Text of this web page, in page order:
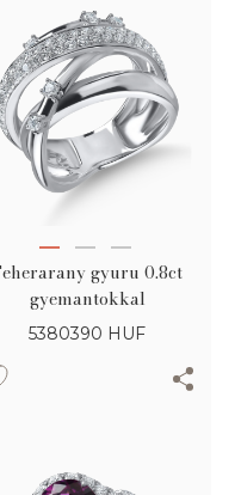
gyuru 0.8ct
gyemantokkal
5380390 HUF